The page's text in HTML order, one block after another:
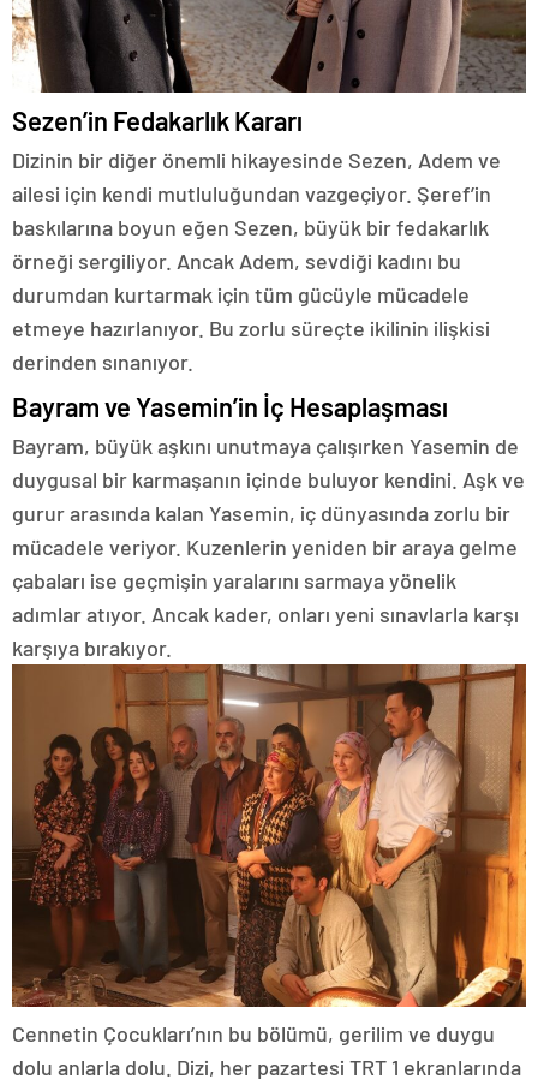
Sezen’in Fedakarlık Kararı
Dizinin bir diğer önemli hikayesinde Sezen, Adem ve
ailesi için kendi mutluluğundan vazgeçiyor. Şeref’in
baskılarına boyun eğen Sezen, büyük bir fedakarlık
örneği sergiliyor. Ancak Adem, sevdiği kadını bu
durumdan kurtarmak için tüm gücüyle mücadele
etmeye hazırlanıyor. Bu zorlu süreçte ikilinin ilişkisi
derinden sınanıyor.
Bayram ve Yasemin’in İç Hesaplaşması
Bayram, büyük aşkını unutmaya çalışırken Yasemin de
duygusal bir karmaşanın içinde buluyor kendini. Aşk ve
gurur arasında kalan Yasemin, iç dünyasında zorlu bir
mücadele veriyor. Kuzenlerin yeniden bir araya gelme
çabaları ise geçmişin yaralarını sarmaya yönelik
adımlar atıyor. Ancak kader, onları yeni sınavlarla karşı
karşıya bırakıyor.
Cennetin Çocukları’nın bu bölümü, gerilim ve duygu
dolu anlarla dolu. Dizi, her pazartesi TRT 1 ekranlarında